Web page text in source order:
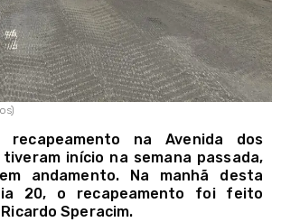
na Avenida dos
início na semana passada,
andamento. Na manhã desta
20, o recapeamento foi feito
Speracim.